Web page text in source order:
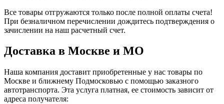
Все товары отгружаются только после полной оплаты счета!
При безналичном перечислении дождитесь подтверждения о
зачислении на наш расчетный счет.
Доставка в Москве и МО
Наша компания доставит приобретенные у нас товары по
Москве и ближнему Подмосковью с помощью заказного
автотранспорта. Эта услуга платная, ее стоимость зависит от
адреса получателя: